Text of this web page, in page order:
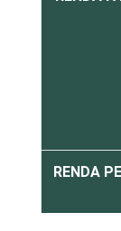
RENDA